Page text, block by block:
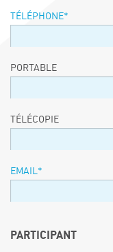
TÉLÉPHONE*
PORTABLE
TÉLÉCOPIE
EMAIL *
PARTICIPANT